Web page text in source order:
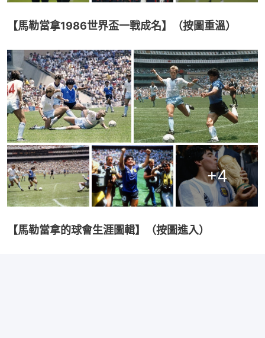
【馬勒當拿1986世界盃一戰成名】（按圖重溫）
+4
【馬勒當拿的球會生涯圖輯】（按圖進入）